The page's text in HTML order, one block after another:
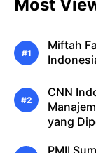
Most
Miftah
CNN
yang